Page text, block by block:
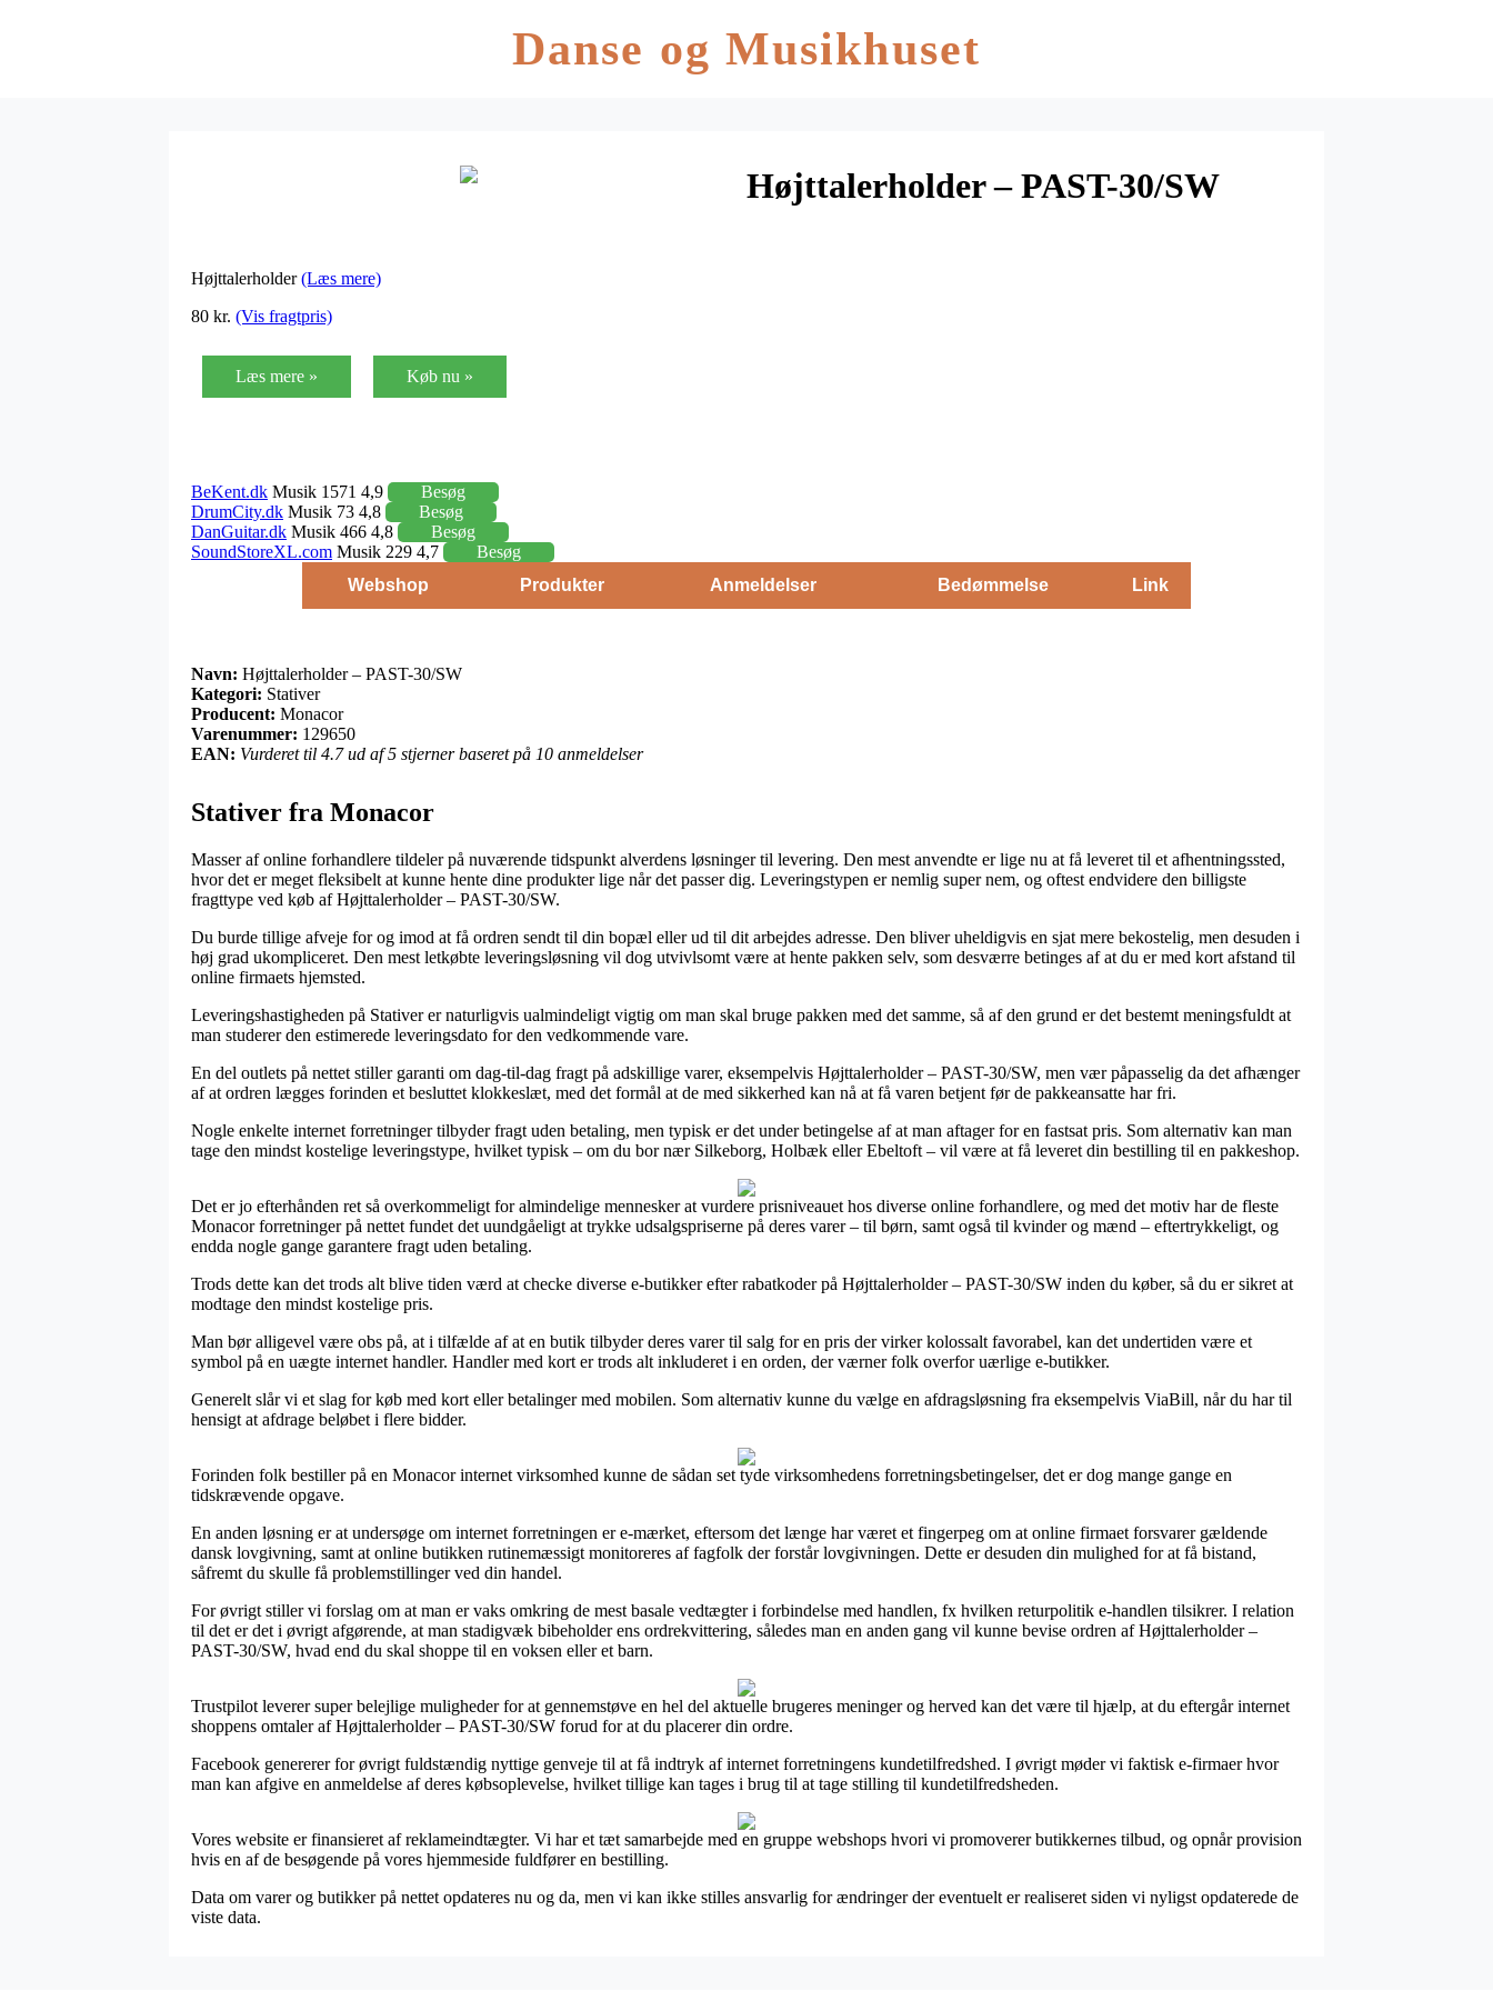
Danse og Musikhuset
Højttalerholder – PAST-30/SW
Højttalerholder(Læs mere)
80 kr. (Vis fragtpris)
Læs mere » Køb nu »
BeKent.dk Musik 1571 4,9
Besøg
DrumCity.dk Musik 73 4,8
Besøg
DanGuitar.dk Musik 466 4,8
Besøg
SoundStoreXL.com Musik 229 4,7
Besøg
Webshop
Produkter Anmeldelser Bedømmelse Link
Navn: Højttalerholder – PAST-30/SW
Kategori: Stativer
Producent: Monacor
Varenummer: 129650
EAN: Vurderet til 4.7 ud af 5 stjerner baseret på 10 anmeldelser
Stativer fra Monacor
Masser af online forhandlere tildeler på nuværende tidspunkt alverdens løsninger til levering. Den mest anvendte er lige nu at få leveret til et afhentningssted,
hvor det er meget fleksibelt at kunne hente dine produkter lige når det passer dig. Leveringstypen er nemlig super nem, og oftest endvidere den billigste
fragttype ved køb af Højttalerholder – PAST-30/SW.
Du burde tillige afveje for og imod at få ordren sendt til din bopæl eller ud til dit arbejdes adresse. Den bliver uheldigvis en sjat mere bekostelig, men desuden i
høj grad ukompliceret. Den mest letkøbte leveringsløsning vil dog utvivlsomt være at hente pakken selv, som desværre betinges af at du er med kort afstand til
online firmaets hjemsted.
Leveringshastigheden på Stativer er naturligvis ualmindeligt vigtig om man skal bruge pakken med det samme, så af den grund er det bestemt meningsfuldt at
man studerer den estimerede leveringsdato for den vedkommende vare.
En del outlets på nettet stiller garanti om dag-til-dag fragt på adskillige varer, eksempelvis Højttalerholder – PAST-30/SW, men vær påpasselig da det afhænger
af at ordren lægges forinden et besluttet klokkeslæt, med det formål at de med sikkerhed kan nå at få varen betjent før de pakkeansatte har fri.
Nogle enkelte internet forretninger tilbyder fragt uden betaling, men typisk er det under betingelse af at man aftager for en fastsat pris. Som alternativ kan man
tage den mindst kostelige leveringstype, hvilket typisk – om du bor nær Silkeborg, Holbæk eller Ebeltoft – vil være at få leveret din bestilling til en pakkeshop.
Det er jo efterhånden ret så overkommeligt for almindelige mennesker at vurdere prisniveauet hos diverse online forhandlere, og med det motiv har de fleste
Monacor forretninger på nettet fundet det uundgåeligt at trykke udsalgspriserne på deres varer – til børn, samt også til kvinder og mænd – eftertrykkeligt, og
endda nogle gange garantere fragt uden betaling.
Trods dette kan det trods alt blive tiden værd at checke diverse e-butikker efter rabatkoder på Højttalerholder – PAST-30/SW inden du køber, så du er sikret at
modtage den mindst kostelige pris.
Man bør alligevel være obs på, at i tilfælde af at en butik tilbyder deres varer til salg for en pris der virker kolossalt favorabel, kan det undertiden være et
symbol på en uægte internet handler. Handler med kort er trods alt inkluderet i en orden, der værner folk overfor uærlige e-butikker.
Generelt slår vi et slag for køb med kort eller betalinger med mobilen. Som alternativ kunne du vælge en afdragsløsning fra eksempelvis ViaBill, når du har til
hensigt at afdrage beløbet i flere bidder.
Forinden folk bestiller på en Monacor internet virksomhed kunne de sådan set tyde virksomhedens forretningsbetingelser, det er dog mange gange en
tidskrævende opgave.
En anden løsning er at undersøge om internet forretningen er e-mærket, eftersom det længe har været et fingerpeg om at online firmaet forsvarer gældende
dansk lovgivning, samt at online butikken rutinemæssigt monitoreres af fagfolk der forstår lovgivningen. Dette er desuden din mulighed for at få bistand,
såfremt du skulle få problemstillinger ved din handel.
For øvrigt stiller vi forslag om at man er vaks omkring de mest basale vedtægter i forbindelse med handlen, fx hvilken returpolitik e-handlen tilsikrer. I relation
til det er det i øvrigt afgørende, at man stadigvæk bibeholder ens ordrekvittering, således man en anden gang vil kunne bevise ordren af Højttalerholder –
PAST-30/SW, hvad end du skal shoppe til en voksen eller et barn.
Trustpilot leverer super belejlige muligheder for at gennemstøve en hel del aktuelle brugeres meninger og herved kan det være til hjælp, at du eftergår internet
shoppens omtaler af Højttalerholder – PAST-30/SW forud for at du placerer din ordre.
Facebook genererer for øvrigt fuldstændig nyttige genveje til at få indtryk af internet forretningens kundetilfredshed. I øvrigt møder vi faktisk e-firmaer hvor
man kan afgive en anmeldelse af deres købsoplevelse, hvilket tillige kan tages i brug til at tage stilling til kundetilfredsheden.
Vores website er finansieret af reklameindtægter. Vi har et tæt samarbejde med en gruppe webshops hvori vi promoverer butikkernes tilbud, og opnår provision
hvis en af de besøgende på vores hjemmeside fuldfører en bestilling.
Data om varer og butikker på nettet opdateres nu og da, men vi kan ikke stilles ansvarlig for ændringer der eventuelt er realiseret siden vi nyligst opdaterede de
viste data.